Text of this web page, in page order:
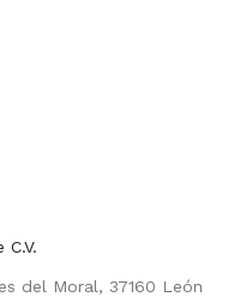
del Moral, 37160 León